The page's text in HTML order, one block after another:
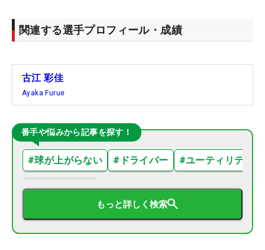
関連する選手プロフィール・成績
古江 彩佳
Ayaka Furue
番手や悩みから記事を探す！
#球が上がらない # ドライバー #ユーティリティ
もっと詳しく検索